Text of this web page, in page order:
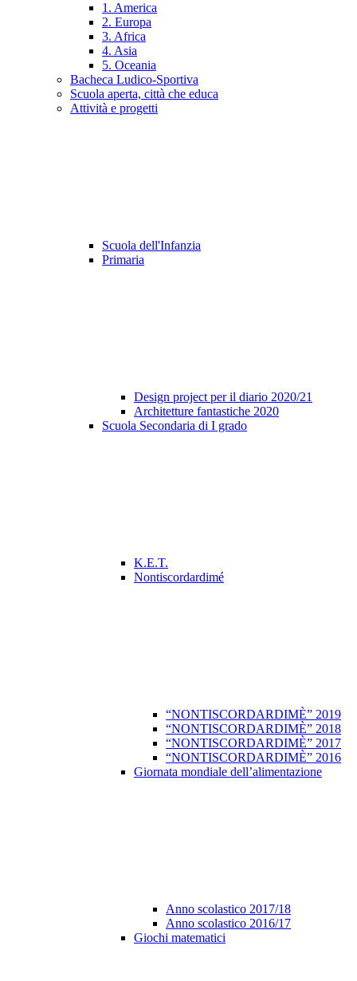
1. America
2. Europa
3. Africa
4. Asia
5. Oceania
Bacheca Ludico-Sportiva
Scuola aperta, città che educa
Attività e progetti
Scuola dell'Infanzia
Primaria
Design project per il diario 2020/21
Architetture fantastiche 2020
Scuola Secondaria di I grado
K.E.T.
Nontiscordardimé
“NONTISCORDARDIMÈ” 2019
“NONTISCORDARDIMÈ” 2018
“NONTISCORDARDIMÈ” 2017
“NONTISCORDARDIMÈ” 2016
Giornata mondiale dell’alimentazione
Anno scolastico 2017/18
Anno scolastico 2016/17
Giochi matematici